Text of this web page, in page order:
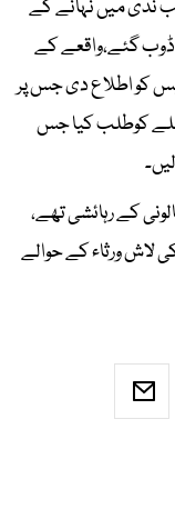
ندی میں نہانے کے
ہوئے 2 کمسن بچے ڈوب گئے،واقعے کے
آئے دیگربچوں نے مدد گار 15 پولیس کو اطلاع دی جس پر
اورریسکیو 1122 کے عملے کوطلب کیا جس
کے رہائشی تھے،
لاش ورثاء کے حوالے